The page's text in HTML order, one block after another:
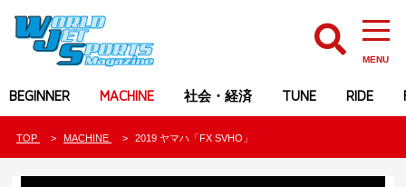
MENU
BEGINNER MACHINE 社会・経済 TUNE RIDE
TOP MACHINE 2019 ヤマハ「FX SVHO」